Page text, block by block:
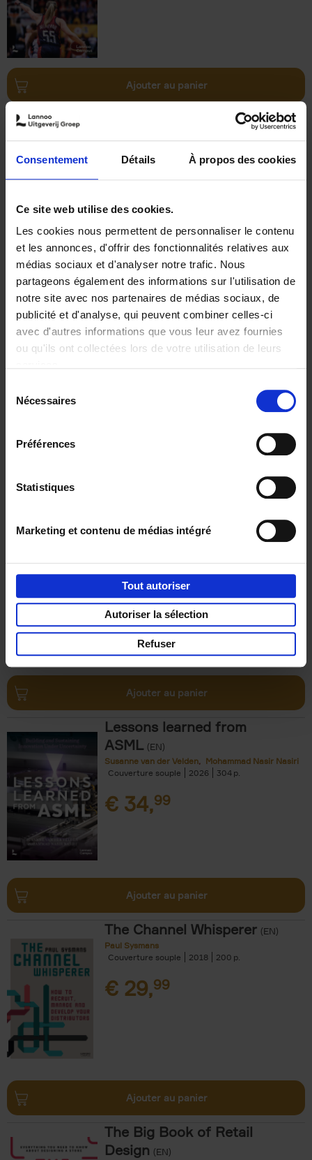
Consentement Détails À propos des cookies
Ce site web utilise des cookies.
Les cookies nous permettent de personnaliser le contenu
et les annonces, d'offrir des fonctionnalités relatives aux
médias sociaux et d'analyser notre trafic. Nous
partageons également des informations sur l'utilisation de
notre site avec nos partenaires de médias sociaux, de
publicité et d'analyse, qui peuvent combiner celles-ci
avec d'autres informations que vous leur avez fournies
ou qu'ils ont collectées lors de votre utilisation de leurs
Nécessaires
Préférences
Statistiques
Marketing et contenu de médias intégré
Tout autoriser
Autoriser la sélection
Refuser
Ajouter au panier
The Uncertainty Principle (EN)
Ajouter au panier
I want a coach!
Marleen Boen
Leen Lambrechts
Georges Anthoon
Go with your talent
€31,99
Ajouter au panier
Lessons learned from
ASML (EN)
Susanne van der Velden
Mohammad Nasir Nasiri
Couverture souple
2026 304
€ 34,99
Ajouter au panier
The Channel Whisperer (EN)
Paul Sysmans
Couverture souple
2018 200
€ 29,99
Ajouter au panier
The Big Book of Retail
Design (EN)